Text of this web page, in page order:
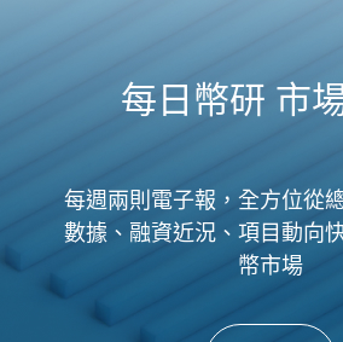
每日幣研 市
每週兩則電子報，全方位從
數據、融資近況、項目動向
幣市場